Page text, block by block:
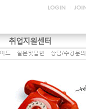
취업지원센터
드 질문및답변 상담/수강문의